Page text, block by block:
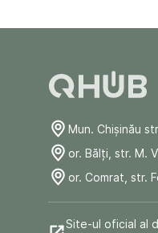
Mun. Chişinău
or. Bălți, str. M.
or. Comrat, str.
Site-ul oficial al